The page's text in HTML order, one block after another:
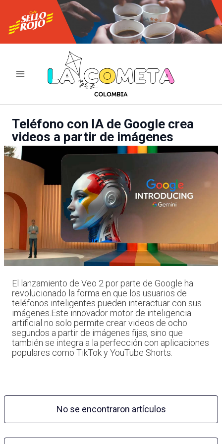
contenido
Teléfono con IA de Google crea
videos a partir de imágenes
El lanzamiento de Veo 2 por parte de Google ha
revolucionado la forma en que los usuarios de
teléfonos inteligentes pueden interactuar con sus
imágenes.Este innovador motor de inteligencia
artificial no solo permite crear videos de ocho
segundos a partir de imágenes fijas, sino que
también se integra a la perfección con aplicaciones
populares como TikTok y YouTube Shorts.
No se encontraron artículos